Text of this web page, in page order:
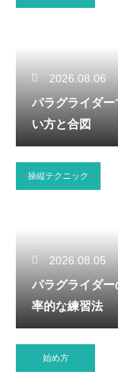
2026.08.06
パラグライダ
い方と合図
操縦テクニック
2026.08.05
パラグライダ
率的な練習法
始め方